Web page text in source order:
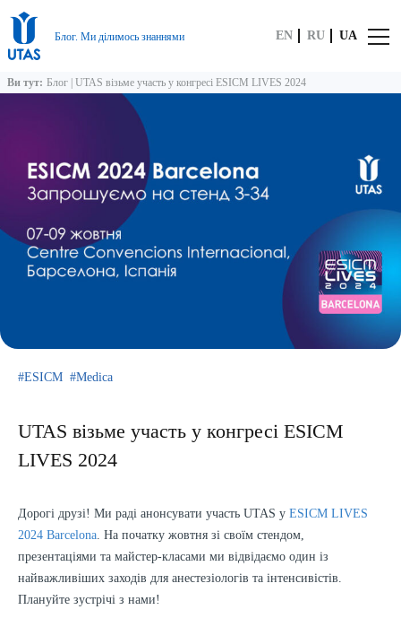
Блог. Ми ділимось знаннями EN RU UA
Ви тут: Блог UTAS візьме участь у конгресі ESICM LIVES 2024
ESICM Medica
UTAS візьме участь у конгресі ESICM
LIVES 2024
Дорогі друзі! Ми раді анонсувати участь UTAS у ESICM LIVES
2024 Barcelona. На початку жовтня зі своїм стендом,
презентаціями та майстер-класами ми відвідаємо один із
найважливіших заходів для анестезіологів та інтенсивістів.
Плануйте зустрічі з нами!